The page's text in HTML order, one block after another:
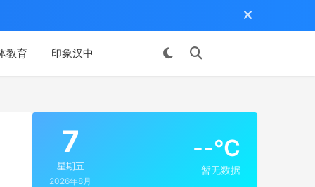
教育 印象汉中
7
星期五
2026年8月
--°C
暂无数据